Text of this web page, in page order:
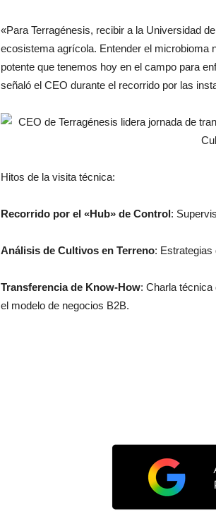
«Para Terragénesis, recibir a la Universidad
ecosistema agrícola. Entender el microbioma
potente que tenemos hoy en el campo para
señaló el CEO durante el recorrido por las
Hitos de la visita técnica:
Recorrido por el «Hub» de Control:
Análisis de Cultivos en Terreno: Estrategias
Transferencia de Know-How: Charla
el modelo de negocios B2B.